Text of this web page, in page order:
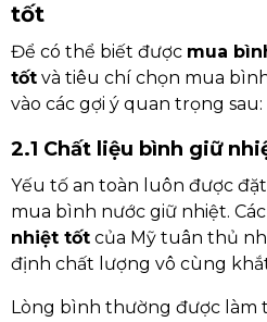
tốt
Để có thể biết được mua
tốt và tiêu chí chọn mua
vào các gợi ý quan trọng sau:
2.1 Chất liệu bình giữ
Yếu tố an toàn luôn được
mua bình nước giữ nhiệt. Các
nhiệt tốt của Mỹ tuân thủ
định chất lượng vô cùng
Lòng bình thường được làm